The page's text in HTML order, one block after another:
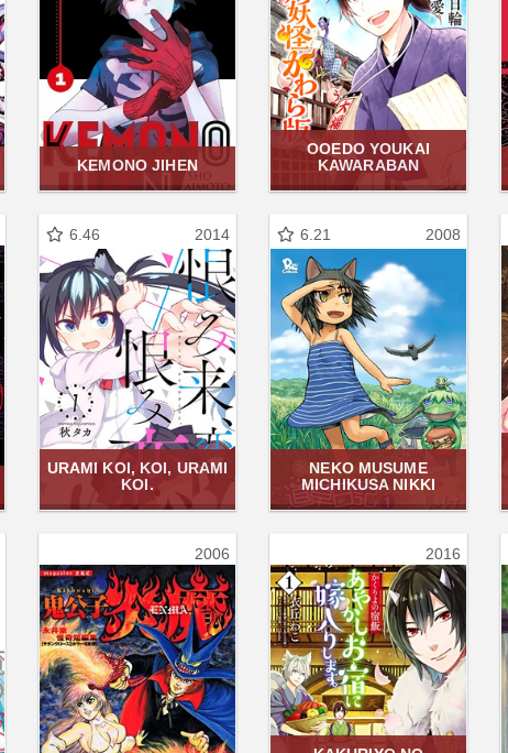
KEMONO JIHEN
OOEDO YOUKAI
KAWARABAN
6.46 2014
URAMI KOI, KOI, URAMI
KOI.
6.21 2008
NEKO MUSUME
MICHIKUSA NIKKI
2006 2016